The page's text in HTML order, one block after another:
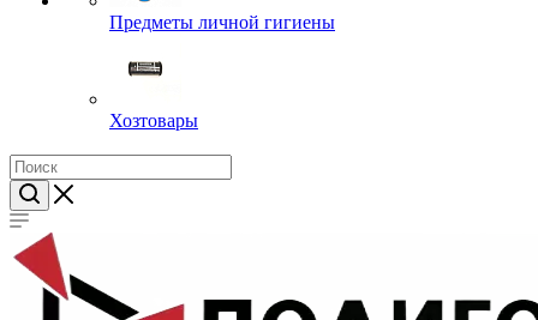
Предметы личной гигиены
Хозтовары